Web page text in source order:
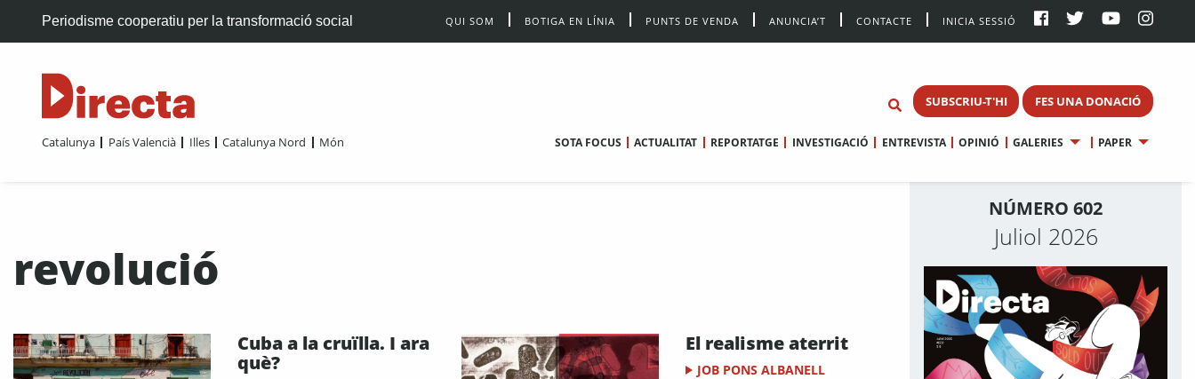
Periodisme cooperatiu per la transformació social QUI SOM BOTIGA EN LÍNIA PUNTS DE VENDA ANUNCIA’T CONTACTE INICIA SESSIÓ
SUBSCRIU-T'HI FES UNA DONACIÓ
Catalunya País Valencià Illes Catalunya Nord Món SOTA FOCUS ACTUALITAT REPORTATGE INVESTIGACIÓ ENTREVISTA OPINIÓ GALERIES PAPER
revolució
Cuba a la cruïlla. I ara
què?
El realisme aterrit
JOB PONS ALBANELL
NÚMERO 602
Juliol 2026